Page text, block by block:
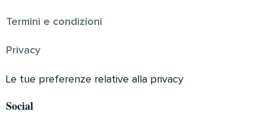
Termini e condizioni
Privacy
Le tue preferenze relative alla privacy
Social